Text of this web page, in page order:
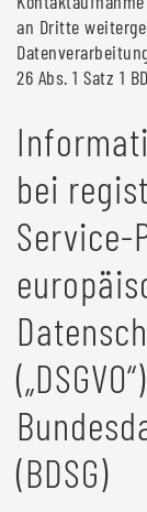
an Dritte
26 Abs. 1 Satz 1
bei
Service-
(BDSG)